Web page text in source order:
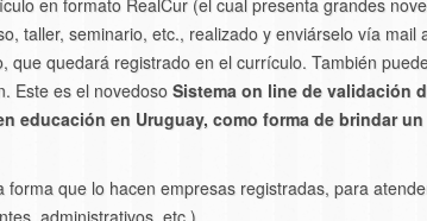
taller, seminario, etc., realizado y enviárselo vía
que quedará registrado en el currículo. También
Este es el novedoso Sistema on line de validación
educación en Uruguay, como forma de brindar
forma que lo hacen empresas registradas, para
administrativos, etc.).